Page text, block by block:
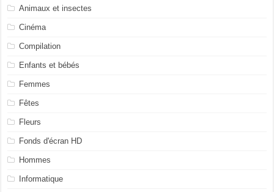
Animaux et insectes
Cinéma
Compilation
Enfants et bébés
Femmes
Fêtes
Fleurs
Fonds d'écran HD
Hommes
Informatique